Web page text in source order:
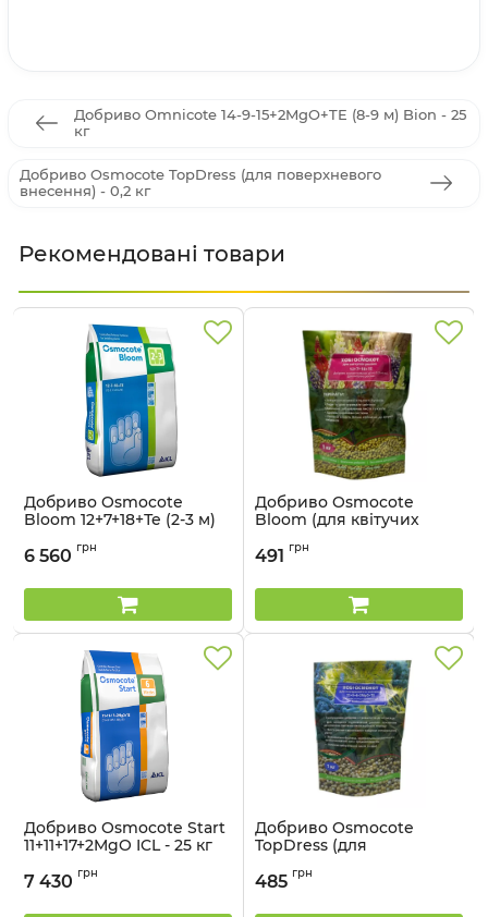
Добриво Omnicote 14-9-15+2MgO+TE (8-9 м) Bion - 25
кг
Добриво Osmocote TopDress (для поверхневого
внесення) - 0,2 кг
Рекомендовані товари
Добриво Osmocote
Bloom 12+7+18+Те (2-3 м)
Артикул: 33015018
6 560 грн
Добриво Osmocote
Bloom (для квітучих
Артикул:
491 грн
Добриво Osmocote Start
11+11+17+2MgO ICL - 25 кг
7 430 грн
Добриво Osmocote
TopDress (для
- 1 кг
485 грн